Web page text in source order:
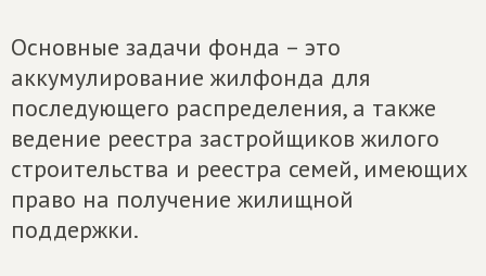
Основные задачи фонда – это
аккумулирование жилфонда для
последующего распределения, а также
ведение реестра застройщиков жилого
строительства и реестра семей, имеющих
право на получение жилищной
поддержки.